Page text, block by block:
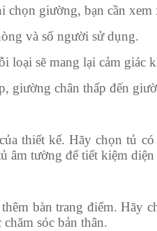
giường, bạn cần xem
và số người sử dụng.
loại sẽ mang lại cảm giác
giường chân thấp đến
thiết kế. Hãy chọn tủ
âm tường để tiết kiệm
bàn trang điểm. Hãy
sóc bản thân.